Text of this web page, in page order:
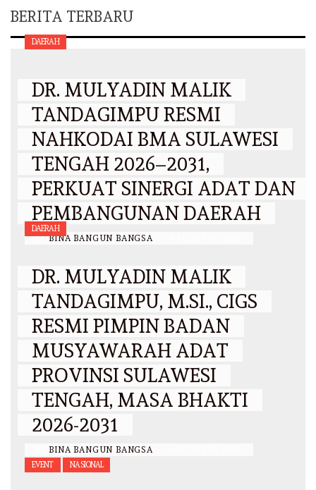
BERITA TERBARU
DAERAH
DR. MULYADIN MALIK
TANDAGIMPU RESMI
NAHKODAI BMA SULAWESI
TENGAH 2026–2031,
PERKUAT SINERGI ADAT DAN
PEMBANGUNAN DAERAH
BY BINA BANGUN BANGSA
DAERAH
DR. MULYADIN MALIK
TANDAGIMPU, M.SI., CIGS
RESMI PIMPIN BADAN
MUSYAWARAH ADAT
PROVINSI SULAWESI
TENGAH, MASA BHAKTI
2026-2031
BINA BANGUN BANGSA
EVENT NASIONAL